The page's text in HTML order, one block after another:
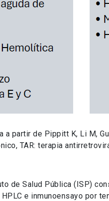
a partir de Pippitt K, Li M,
TAR: terapia
de Salud Pública (ISP)
e inmunoensayo por